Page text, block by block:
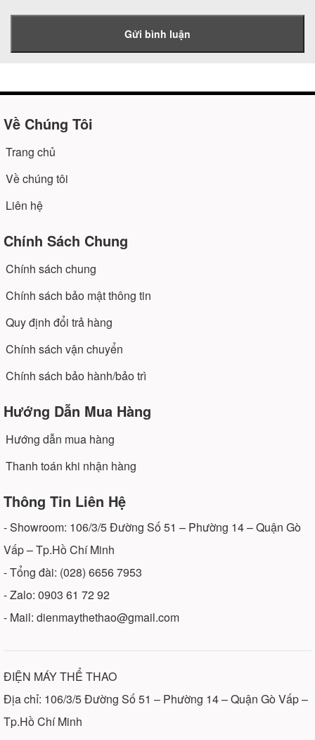
Gửi bình luận
Về Chúng Tôi
Trang chủ
Về chúng tôi
Liên hệ
Chính Sách Chung
Chính sách chung
Chính sách bảo mật thông tin
Quy định đổi trả hàng
Chính sách vận chuyển
Chính sách bảo hành/bảo trì
Hướng Dẫn Mua Hàng
Hướng dẫn mua hàng
Thanh toán khi nhận hàng
Thông Tin Liên Hệ
- Showroom: 106/3/5 Đường Số 51 – Phường 14 – Quận Gò
Vấp – Tp.Hồ Chí Minh
- Tổng đài: (028) 6656 7953
- Zalo: 0903 61 72 92
- Mail: dienmaythethao@gmail.com
ĐIỆN MÁY THỂ THAO
Địa chỉ: 106/3/5 Đường Số 51 – Phường 14 – Quận Gò Vấp –
Tp.Hồ Chí Minh